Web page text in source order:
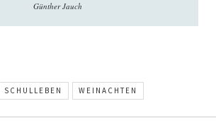
Günther Jauch
SCHULLEBEN WEINACHTEN